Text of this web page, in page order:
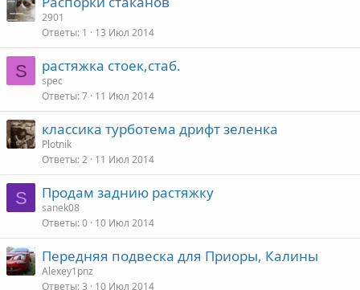
2901
Ответы 1 13 Июл 2014
S растяжка стоек,стаб.
spec
Ответы 7 11 Июл 2014
классика турботема дрифт зеленка
Plotnik
Ответы 2 11 Июл 2014
S Продам заднию растяжку
sanek08
Ответы 0 10 Июл 2014
Передняя подвеска для Приоры, Калины
Alexey1pnz
Ответы 3 10 Июл 2014